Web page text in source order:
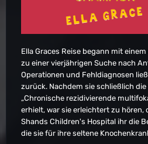
Ella Graces Reise begann mit
zu einer vierjährigen Suche nach
Operationen und Fehldiagnosen
zurück. Nachdem sie schließlich
„Chronische rezidivierende
erhielt, war sie erleichtert zu hören,
Shands Children's Hospital ihr die
die sie für ihre seltene